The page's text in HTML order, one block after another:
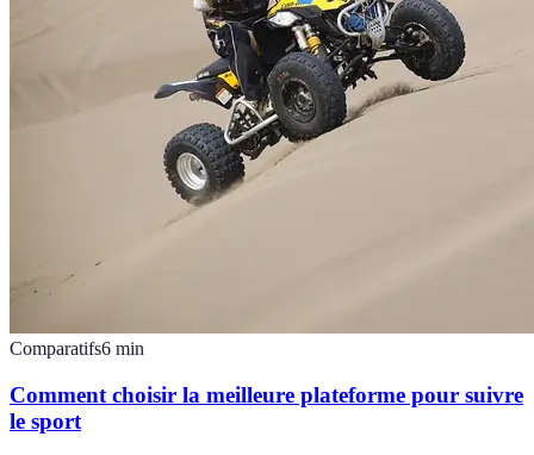
Comparatifs6 min
Comment choisir la meilleure plateforme pour suivre
le sport